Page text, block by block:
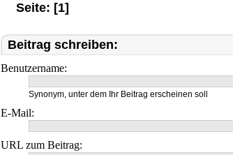
Seite: [1]
Beitrag schreiben:
Benutzername:
Synonym, unter dem Ihr Beitrag erscheinen soll
E-Mail:
URL zum Beitrag: